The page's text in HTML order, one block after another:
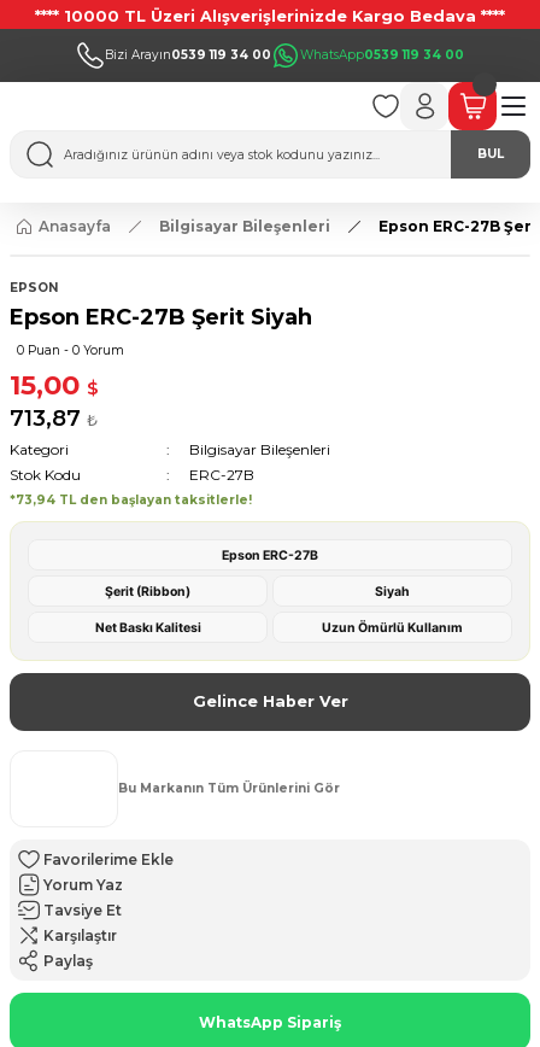
**** 10000 TL Üzeri Alışverişlerinizde Kargo Bedava ****
Bizi Arayın0539 119 34 00 WhatsApp0539 119 34 00
BUL
Anasayfa Bilgisayar Bileşenleri Epson ERC-27B
EPSON
Epson ERC-27B Şerit Siyah
0 Puan - 0 Yorum
15,00 $
713,87 ₺
Kategori
Bilgisayar Bileşenleri
Stok Kodu
ERC-27B
*73,94 TL den başlayan taksitlerle!
Epson ERC-27B
Şerit (Ribbon) Siyah
Net Baskı Kalitesi Uzun Ömürlü Kullanım
Gelince Haber Ver
Bu Markanın Tüm Ürünlerini Gör
Yorum Yaz
Tavsiye Et
Karşılaştır
Paylaş
WhatsApp Sipariş